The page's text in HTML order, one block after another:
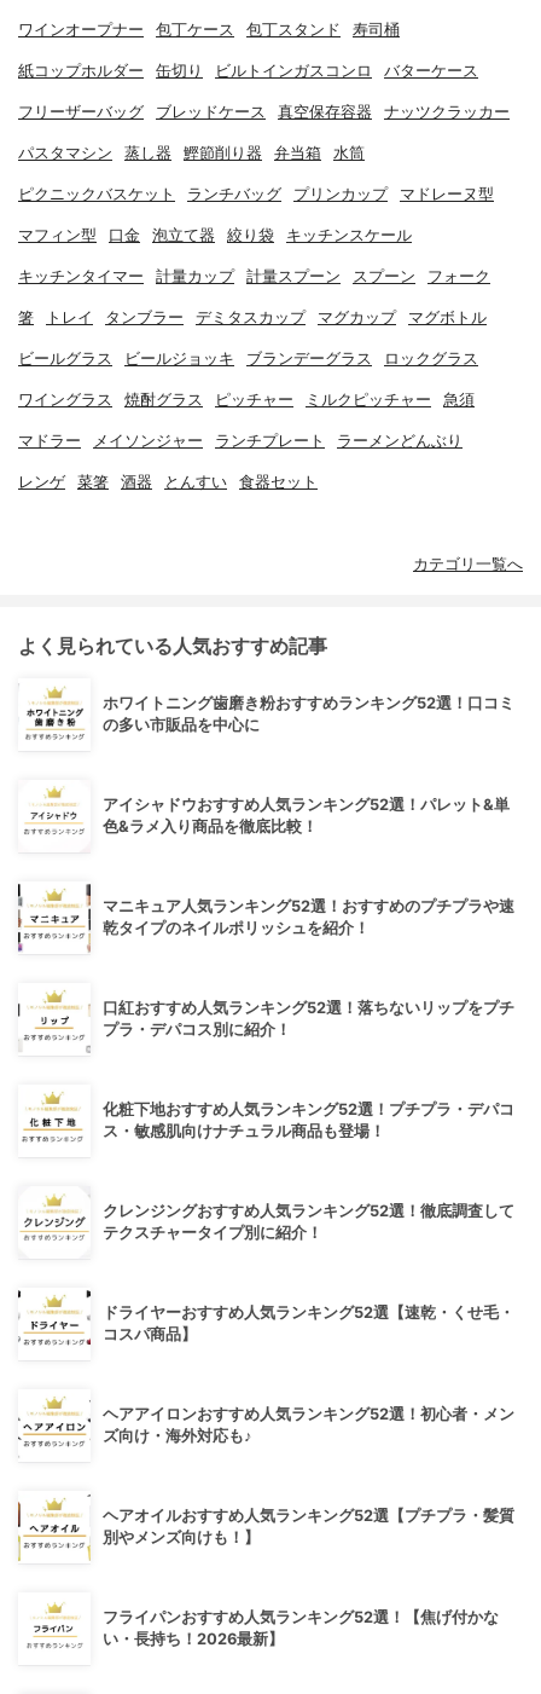
ワインオープナー 包丁ケース 包丁スタンド 寿司桶
紙コップホルダー 缶切り ビルトインガスコンロ バターケース
フリーザーバッグ ブレッドケース 真空保存容器 ナッツクラッカー
パスタマシン 蒸し器 鰹節削り器 弁当箱 水筒
ピクニックバスケット ランチバッグ プリンカップ マドレーヌ型
マフィン型 口金 泡立て器 絞り袋 キッチンスケール
キッチンタイマー 計量カップ 計量スプーン スプーン フォーク
箸 トレイ タンブラー デミタスカップ マグカップ マグボトル
ビールグラス ビールジョッキ ブランデーグラス ロックグラス
ワイングラス 焼酎グラス ピッチャー ミルクピッチャー 急須
マドラー メイソンジャー ランチプレート ラーメンどんぶり
レンゲ 菜箸 酒器 とんすい 食器セット
カテゴリ一覧へ
よく見られている人気おすすめ記事
ホワイトニング歯磨き粉おすすめランキング52選！口コミ
の多い市販品を中心に
アイシャドウおすすめ人気ランキング52選！パレット&単
色&ラメ入り商品を徹底比較！
マニキュア人気ランキング52選！おすすめのプチプラや速
乾タイプのネイルポリッシュを紹介！
口紅おすすめ人気ランキング52選！落ちないリップをプチ
プラ・デパコス別に紹介！
化粧下地おすすめ人気ランキング52選！プチプラ・デパコ
ス・敏感肌向けナチュラル商品も登場！
クレンジングおすすめ人気ランキング52選！徹底調査して
テクスチャータイプ別に紹介！
ドライヤーおすすめ人気ランキング52選【速乾・くせ毛・
コスパ商品】
ヘアアイロンおすすめ人気ランキング52選！初心者・メン
ズ向け・海外対応も♪
ヘアオイルおすすめ人気ランキング52選【プチプラ・髪質
別やメンズ向けも！】
フライパンおすすめ人気ランキング52選！【焦げ付かな
い・長持ち！2026最新】